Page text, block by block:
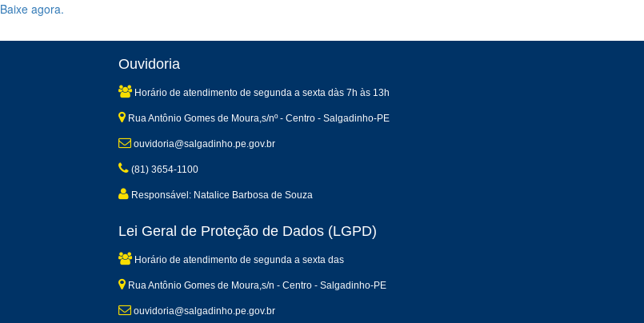
Baixe agora.
Ouvidoria
Horário de atendimento de segunda a sexta dàs 7h às 13h
Rua Antônio Gomes de Moura,s/nº - Centro - Salgadinho-PE
ouvidoria@salgadinho.pe.gov.br
(81) 3654-1100
Responsável: Natalice Barbosa de Souza
Lei Geral de Proteção de Dados (LGPD)
Horário de atendimento de segunda a sexta das
Rua Antônio Gomes de Moura,s/n - Centro - Salgadinho-PE
ouvidoria@salgadinho.pe.gov.br